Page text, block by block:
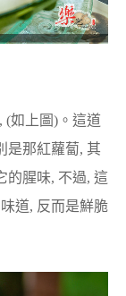
(如上圖)。這道
是那紅蘿蔔, 其
的腥味, 不過, 這
道, 反而是鮮脆